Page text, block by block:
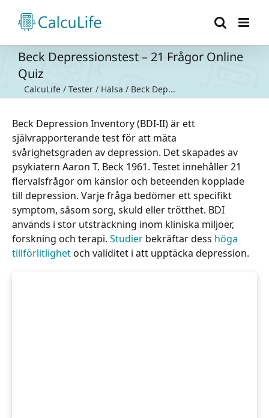
innehållet
Beck Depressionstest – 21 Frågor Online
Quiz
CalcuLife / Tester / Hälsa / Beck Dep...
Beck Depression Inventory (BDI-II) är ett
självrapporterande test för att mäta
svårighetsgraden av depression. Det skapades av
psykiatern Aaron T. Beck 1961. Testet innehåller 21
flervalsfrågor om känslor och beteenden kopplade
till depression. Varje fråga bedömer ett specifikt
symptom, såsom sorg, skuld eller trötthet. BDI
används i stor utsträckning inom kliniska miljöer,
forskning och terapi. Studier bekräftar dess höga
tillförlitlighetoch validitet i att upptäcka depression.